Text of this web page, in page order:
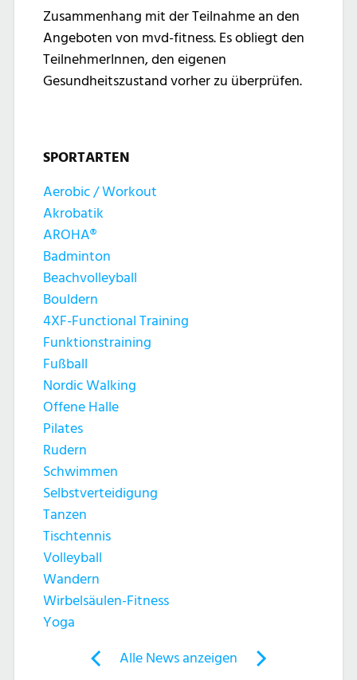
Zusammenhang mit der Teilnahme an den
Angeboten von mvd-fitness. Es obliegt den
TeilnehmerInnen, den eigenen
Gesundheitszustand vorher zu überprüfen.
SPORTARTEN
Aerobic / Workout
Akrobatik
AROHA®
Badminton
Beachvolleyball
Bouldern
4XF-Functional Training
Funktionstraining
Fußball
Nordic Walking
Offene Halle
Pilates
Rudern
Schwimmen
Selbstverteidigung
Tanzen
Tischtennis
Volleyball
Wandern
Wirbelsäulen-Fitness
Yoga
Alle News anzeigen